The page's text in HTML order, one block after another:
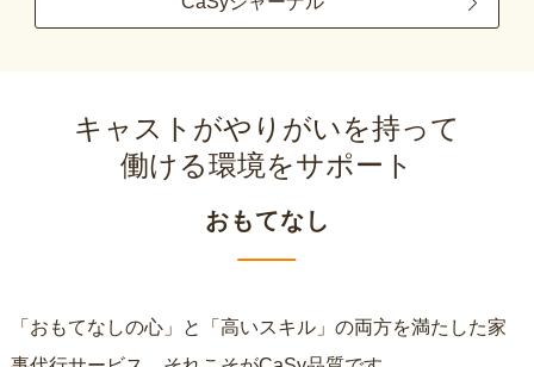
キャストがやりがいを持って
働ける環境をサポート
おもてなし
「おもてなしの心」と「高いスキル」の両方を満たした家